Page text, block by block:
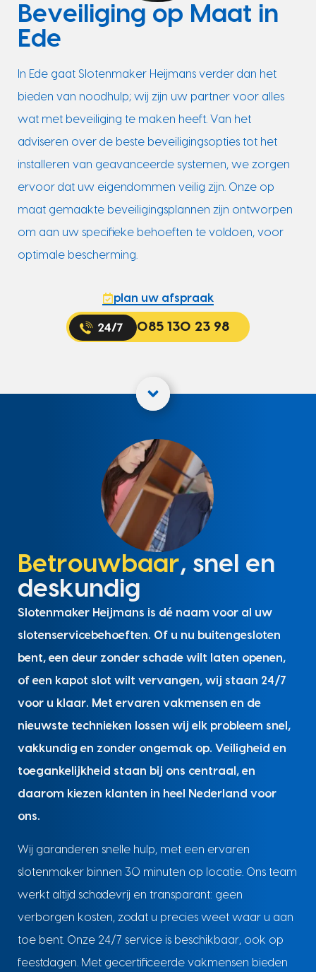
Beveiliging op Maat in
Ede
In Ede gaat Slotenmaker Heijmans verder dan het
bieden van noodhulp; wij zijn uw partner voor alles
wat met beveiliging te maken heeft. Van het
adviseren over de beste beveiligingsopties tot het
installeren van geavanceerde systemen, we zorgen
ervoor dat uw eigendommen veilig zijn. Onze op
maat gemaakte beveiligingsplannen zijn ontworpen
om aan uw specifieke behoeften te voldoen, voor
optimale bescherming.
plan uw afspraak
085 130 23 98
Betrouwbaar, snel en
deskundig
Slotenmaker Heijmans is dé naam voor al uw
slotenservicebehoeften. Of u nu buitengesloten
bent, een deur zonder schade wilt laten openen,
of een kapot slot wilt vervangen, wij staan 24/7
voor u klaar. Met ervaren vakmensen en de
nieuwste technieken lossen wij elk probleem snel,
vakkundig en zonder ongemak op. Veiligheid en
toegankelijkheid staan bij ons centraal, en
daarom kiezen klanten in heel Nederland voor
ons.
Wij garanderen snelle hulp, met een ervaren
slotenmaker binnen 30 minuten op locatie. Ons team
werkt altijd schadevrij en transparant: geen
verborgen kosten, zodat u precies weet waar u aan
toe bent. Onze 24/7 service is beschikbaar, ook op
feestdagen. Met gecertificeerde vakmensen bieden